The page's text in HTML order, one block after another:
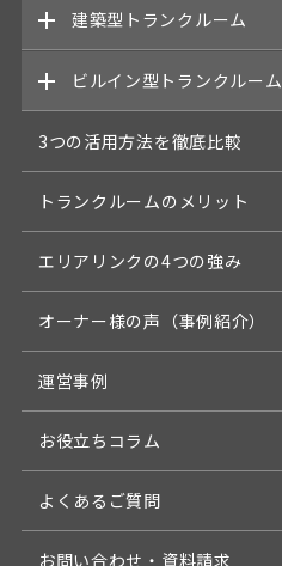
商品概要
7つのメリット
契約の流れ
建築型 トランクルーム
商品概要
6つのメリット
契約の流れ
ビルイン型トランクルーム
商品概要
6つのメリット
契約の流れ
3つの活用方法を徹底比較
トランクルームのメリット
エリアリンクの4つの強み
オーナー様の声（事例紹介）
運営事例
お役立ちコラム
よくあるご質問
お問い合わせ・資料請求